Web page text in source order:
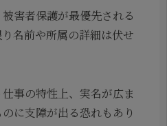
害者保護が最優先される
名前や所属の詳細は伏せ
事の特性上、実名が広ま
に支障が出る恐れもあり